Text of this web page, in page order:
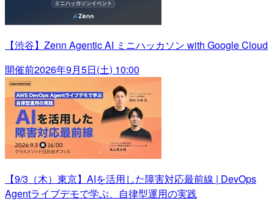
【渋谷】Zenn Agentic AI ミニハッカソン with Google Cloud
開催前2026年9月5日(土) 10:00
【9/3（木）東京】AIを活用した障害対応最前線 | DevOps
Agentライブデモで学ぶ、自律型運用の実践